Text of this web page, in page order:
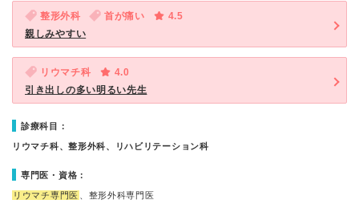
整形外科 首が痛い
4.5
親しみやすい
リウマチ科
4.0
引き出しの多い明るい先生
診療科目：
リウマチ科、整形外科、リハビリテーション科
専門医・資格：
リウマチ専門医 、整形外科専門医